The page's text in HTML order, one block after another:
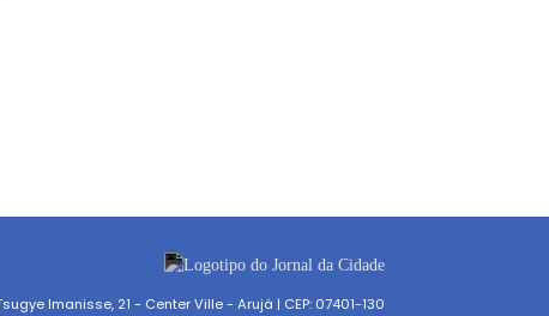
Imanisse, 21 - Center Ville - Arujá | CEP: 07401-130